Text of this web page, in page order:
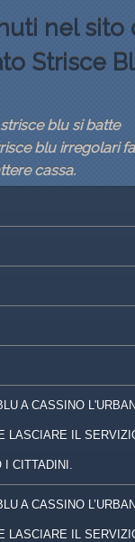
nel sito
Strisce
blu si batte
blu irregolari
cassa.
PRINCIPALE
SECONDARIO
A CASSINO
LASCIARE IL
I CITTADINI.
A CASSINO
LASCIARE IL